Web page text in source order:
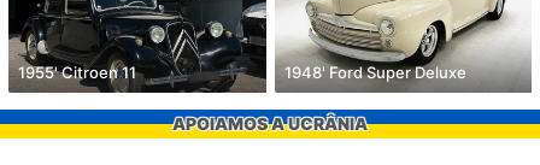
1955' Citroen 11 1948' Ford Super Deluxe
APOIAMOS A UCRÂNIA